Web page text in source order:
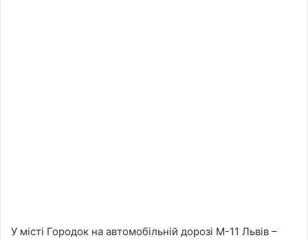
У місті Городок на автомобільній дорозі М-11 Львів –